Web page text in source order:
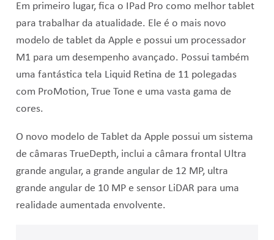
Em primeiro lugar, fica o IPad Pro como melhor tablet
para trabalhar da atualidade. Ele é o mais novo
modelo de tablet da Apple e possui um processador
M1 para um desempenho avançado. Possui também
uma fantástica tela Liquid Retina de 11 polegadas
com ProMotion, True Tone e uma vasta gama de
cores.
O novo modelo de Tablet da Apple possui um sistema
de câmaras TrueDepth, inclui a câmara frontal Ultra
grande angular, a grande angular de 12 MP, ultra
grande angular de 10 MP e sensor LiDAR para uma
realidade aumentada envolvente.